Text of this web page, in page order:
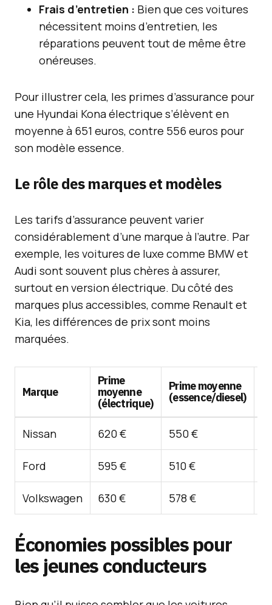
Frais d’entretien : Bien que ces voitures
nécessitent moins d’entretien, les
réparations peuvent tout de même être
onéreuses.
Pour illustrer cela, les primes d’assurance pour
une Hyundai Kona électrique s’élèvent en
moyenne à 651 euros, contre 556 euros pour
son modèle essence.
Le rôle des marques et modèles
Les tarifs d’assurance peuvent varier
considérablement d’une marque à l’autre. Par
exemple, les voitures de luxe comme BMW et
Audi sont souvent plus chères à assurer,
surtout en version électrique. Du côté des
marques plus accessibles, comme Renault et
Kia, les différences de prix sont moins
marquées.
Marque
Prime
moyenne
(électrique)
Prime moyenne
(essence/diesel)
Nissan 620 € 550 €
Ford 595 € 510 €
Volkswagen 630 € 578 €
Économies possibles pour
les jeunes conducteurs